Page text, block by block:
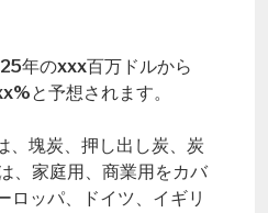
年のxxx百万ドルから
と予想されます。
、塊炭、押し出し炭、炭
、家庭用、商業用をカバ
ロッパ、ドイツ、イギリ